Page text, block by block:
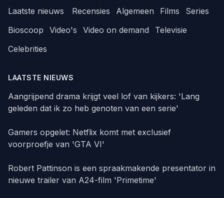
Laatste nieuws Recensies Algemeen Films
Series
Bioscoop
Video's Video on demand
Televisie
Celebrities
LAATSTE NIEUWS
Aangrijpend drama krijgt veel lof van kijkers: 'Lang
geleden dat ik zo heb genoten van een serie'
Gamers opgelet: Netflix komt met exclusief
voorproefje van 'GTA VI'
Robert Pattinson is een spraakmakende presentator in
nieuwe trailer van A24-film 'Primetime'